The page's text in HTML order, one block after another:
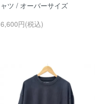
ャツ / オーバーサイズ
6,600円(税込)